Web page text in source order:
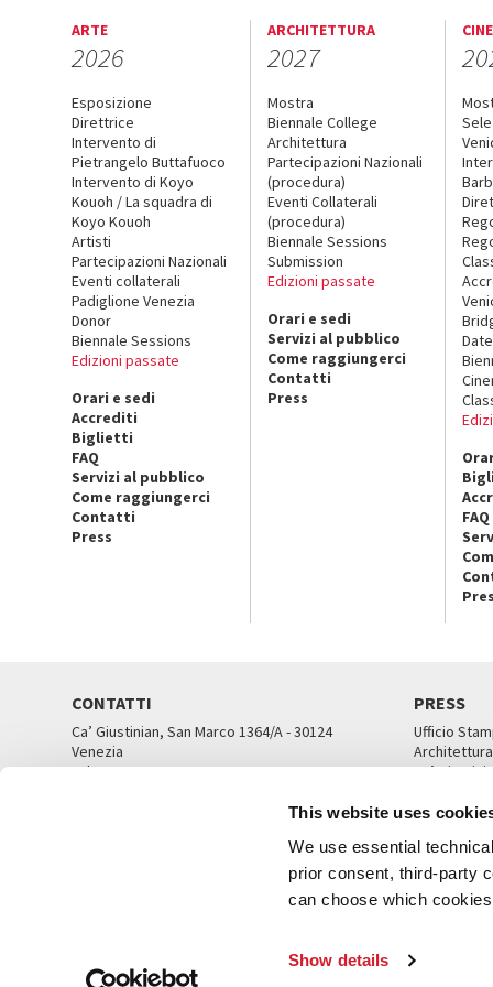
This website uses
We use essential
prior consent, third-party
can choose which
Show details
ARTE
2026
Esposizione
Direttrice
Intervento di
Pietrangelo Buttafuoco
Intervento di Koyo
Kouoh / La squadra di
Koyo Kouoh
Artisti
Partecipazioni Nazionali
Eventi collaterali
Padiglione Venezia
Donor
Biennale Sessions
Edizioni passate
Orari e sedi
Accrediti
Biglietti
FAQ
Servizi al pubblico
Come raggiungerci
Contatti
Press
ARCHITETTURA
2027
Mostra
Biennale College
Architettura
Partecipazioni Nazionali
(procedura)
Eventi Collaterali
(procedura)
Biennale Sessions
Submission
Edizioni passate
Orari e sedi
Servizi al pubblico
Come raggiungerci
Contatti
Press
FAQ
CONTATTI
Ca’ Giustinian, San Marco 1364/A - 30124
Venezia
Tel. 041 5218711
PRESS
Ufficio
Architettura
Ca’
UFFICI